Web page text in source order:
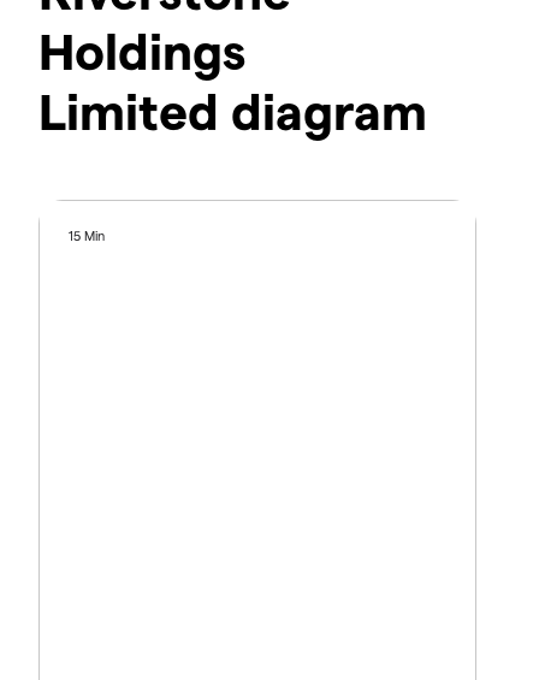
Holdings
Limited diagram
15 Min